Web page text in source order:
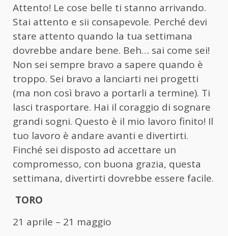
Attento! Le cose belle ti stanno arrivando.
Stai attento e sii consapevole. Perché devi
stare attento quando la tua settimana
dovrebbe andare bene. Beh… sai come sei!
Non sei sempre bravo a sapere quando è
troppo. Sei bravo a lanciarti nei progetti
(ma non così bravo a portarli a termine). Ti
lasci trasportare. Hai il coraggio di sognare
grandi sogni. Questo è il mio lavoro finito! Il
tuo lavoro è andare avanti e divertirti.
Finché sei disposto ad accettare un
compromesso, con buona grazia, questa
settimana, divertirti dovrebbe essere facile.
TORO
21 aprile – 21 maggio